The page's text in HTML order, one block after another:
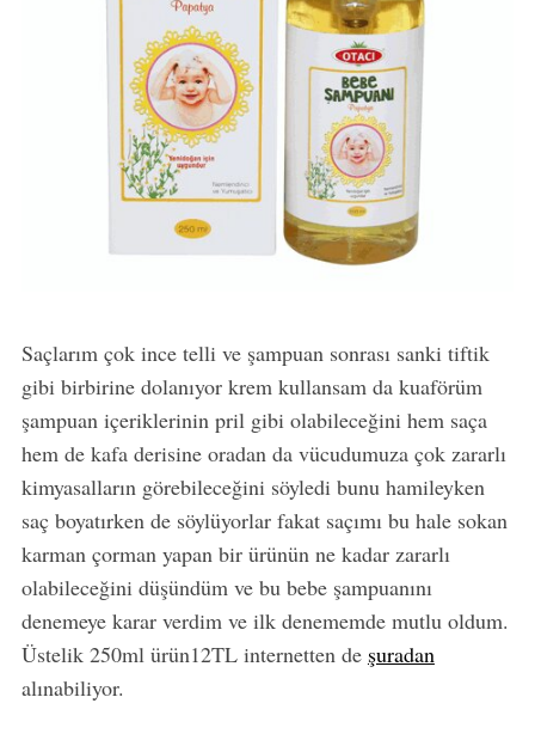
Saçlarım çok ince telli ve şampuan sonrası sanki tiftik
gibi birbirine dolanıyor krem kullansam da kuaförüm
şampuan içeriklerinin pril gibi olabileceğini hem saça
hem de kafa derisine oradan da vücudumuza çok zararlı
kimyasalların görebileceğini söyledi bunu hamileyken
saç boyatırken de söylüyorlar fakat saçımı bu hale sokan
karman çorman yapan bir ürünün ne kadar zararlı
olabileceğini düşündüm ve bu bebe şampuanını
denemeye karar verdim ve ilk denememde mutlu oldum.
Üstelik 250ml ürün12TL internetten de şuradan
alınabiliyor.